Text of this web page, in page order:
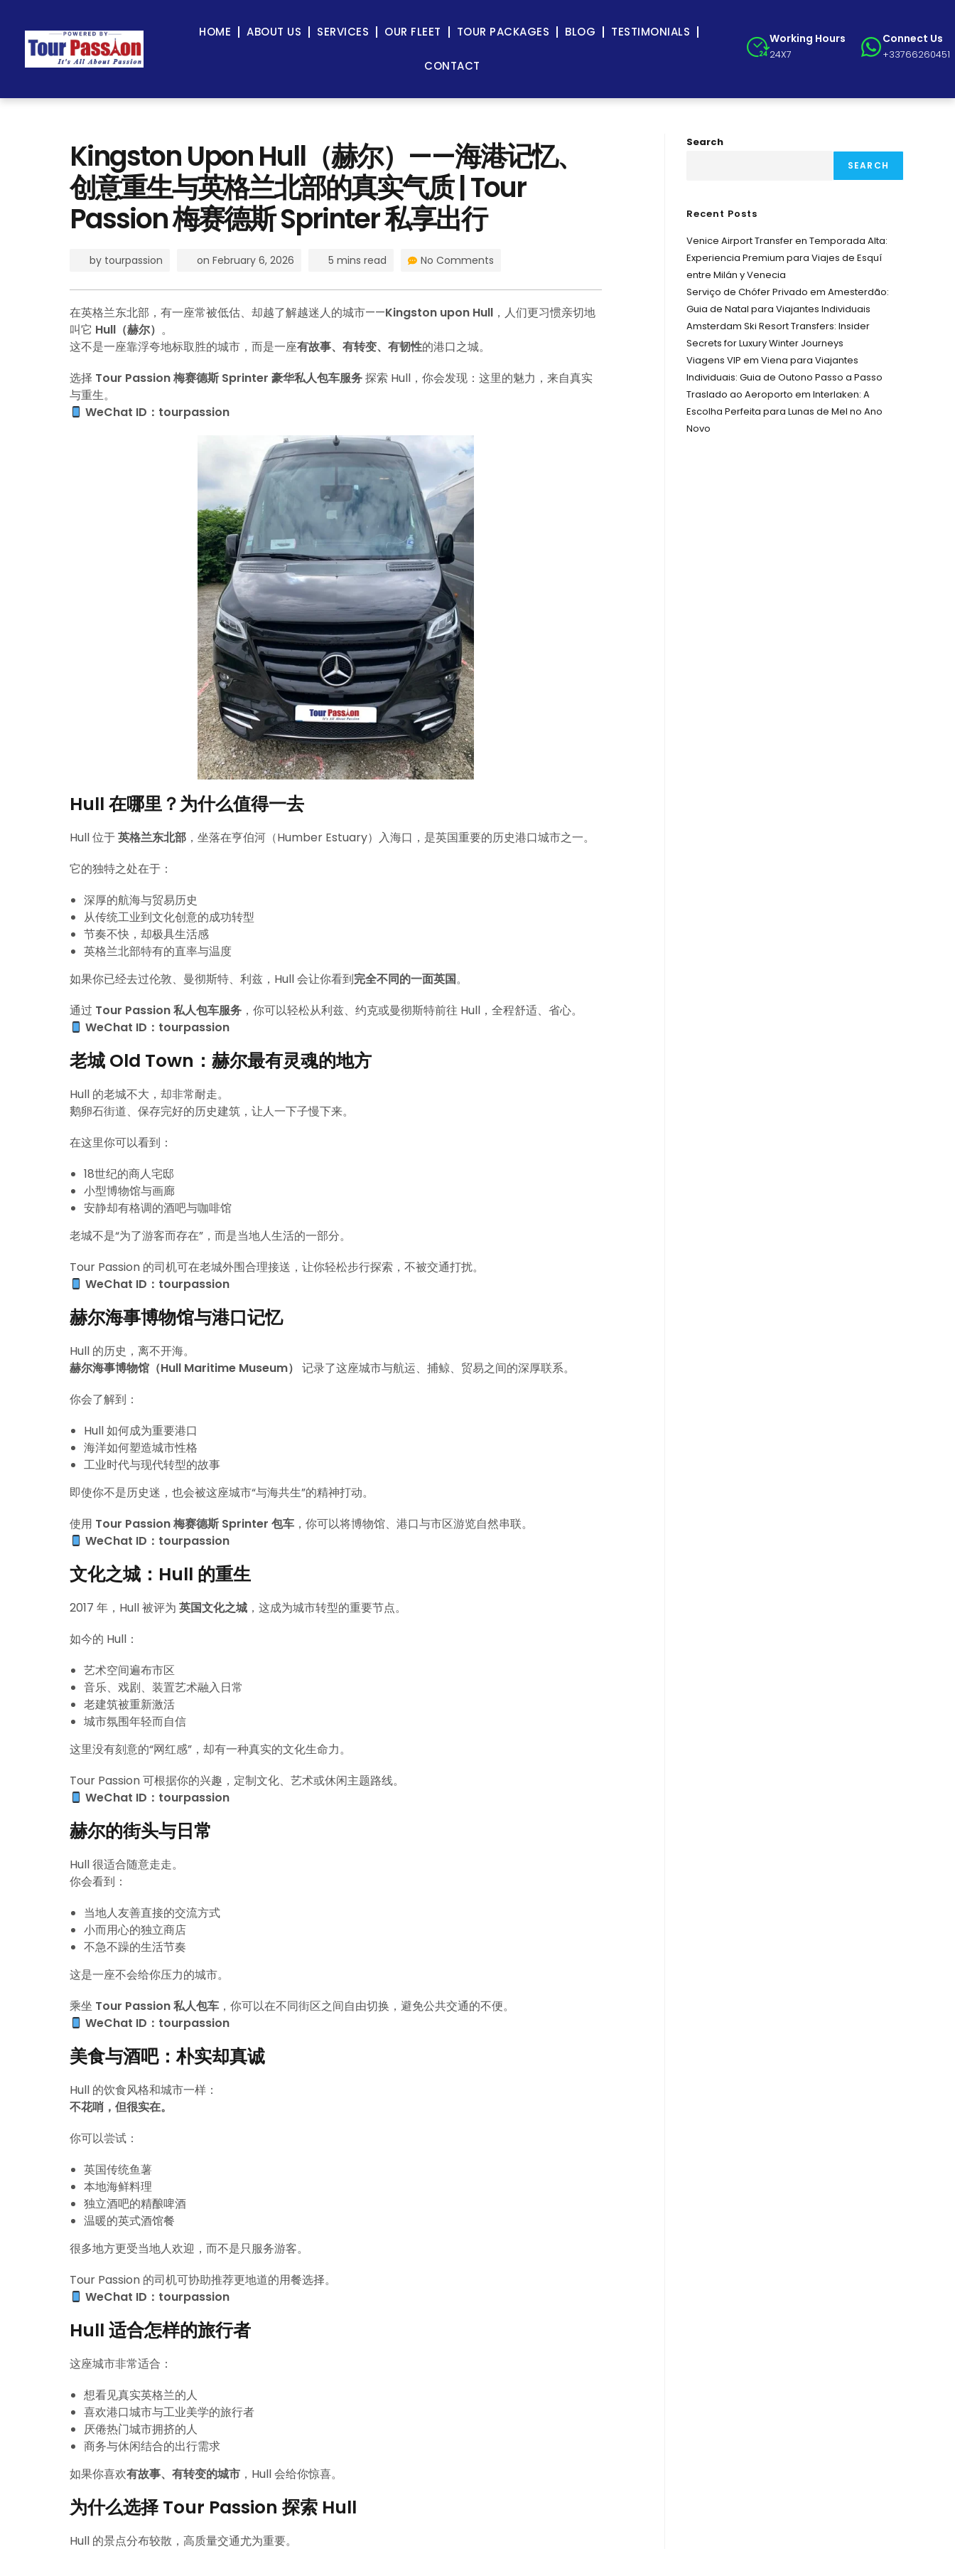
HOME ABOUT US SERVICES OUR FLEET TOUR PACKAGES BLOG TESTIMONIALS
CONTACT
Working Hours
24X7
Connect Us
+33766260451
Kingston Upon Hull（赫尔）——海港记忆、
创意重生与英格兰北部的真实气质 | Tour
Passion 梅赛德斯 Sprinter 私享出行
by tourpassion on February 6, 2026 5 mins read No Comments
在英格兰东北部，有一座常被低估、却越了解越迷人的城市——Kingston upon Hull ，人们更习惯亲切地
叫它 Hull（赫尔） 。
这不是一座靠浮夸地标取胜的城市，而是一座有故事、有转变、有韧性的港口之城。
选择 Tour Passion 梅赛德斯 Sprinter 豪华私人包车服务探索 Hull，你会发现：这里的魅力，来自真实
与重生。
WeChat ID：tourpassion
Hull 在哪里？为什么值得一去
Hull 位于英格兰东北部 ，坐落在亨伯河（Humber Estuary）入海口，是英国重要的历史港口城市之一。
它的独特之处在于：
深厚的航海与贸易历史
从传统工业到文化创意的成功转型
节奏不快，却极具生活感
英格兰北部特有的直率与温度
如果你已经去过伦敦、曼彻斯特、利兹，Hull 会让你看到完全不同的一面英国。
通过 Tour Passion 私人包车服务 ，你可以轻松从利兹、约克或曼彻斯特前往 Hull，全程舒适、省心。
WeChat ID：tourpassion
老城 Old Town：赫尔最有灵魂的地方
Hull 的老城不大，却非常耐走。
鹅卵石街道、保存完好的历史建筑，让人一下子慢下来。
在这里你可以看到：
18世纪的商人宅邸
小型博物馆与画廊
安静却有格调的酒吧与咖啡馆
老城不是“为了游客而存在”，而是当地人生活的一部分。
Tour Passion 的司机可在老城外围合理接送，让你轻松步行探索，不被交通打扰。
WeChat ID：tourpassion
赫尔海事博物馆与港口记忆
Hull 的历史，离不开海。
赫尔海事博物馆（Hull Maritime Museum） 记录了这座城市与航运、捕鲸、贸易之间的深厚联系。
你会了解到：
Hull 如何成为重要港口
海洋如何塑造城市性格
工业时代与现代转型的故事
即使你不是历史迷，也会被这座城市“与海共生”的精神打动。
使用 Tour Passion 梅赛德斯 Sprinter 包车 ，你可以将博物馆、港口与市区游览自然串联。
WeChat ID：tourpassion
文化之城：Hull 的重生
2017 年，Hull 被评为 英国文化之城 ，这成为城市转型的重要节点。
如今的 Hull：
艺术空间遍布市区
音乐、戏剧、装置艺术融入日常
老建筑被重新激活
城市氛围年轻而自信
这里没有刻意的“网红感”，却有一种真实的文化生命力。
Tour Passion 可根据你的兴趣，定制文化、艺术或休闲主题路线。
WeChat ID：tourpassion
赫尔的街头与日常
Hull 很适合随意走走。
你会看到：
当地人友善直接的交流方式
小而用心的独立商店
不急不躁的生活节奏
这是一座不会给你压力的城市。
乘坐 Tour Passion 私人包车 ，你可以在不同街区之间自由切换，避免公共交通的不便。
WeChat ID：tourpassion
美食与酒吧：朴实却真诚
Hull 的饮食风格和城市一样：
不花哨，但很实在。
你可以尝试：
英国传统鱼薯
本地海鲜料理
独立酒吧的精酿啤酒
温暖的英式酒馆餐
很多地方更受当地人欢迎，而不是只服务游客。
Tour Passion 的司机可协助推荐更地道的用餐选择。
WeChat ID：tourpassion
Hull 适合怎样的旅行者
这座城市非常适合：
想看见真实英格兰的人
喜欢港口城市与工业美学的旅行者
厌倦热门城市拥挤的人
商务与休闲结合的出行需求
如果你喜欢有故事、有转变的城市 ，Hull 会给你惊喜。
为什么选择 Tour Passion 探索 Hull
Hull 的景点分布较散，高质量交通尤为重要。
Search
SEARCH
Recent Posts
Venice Airport Transfer en Temporada Alta:
Experiencia Premium para Viajes de Esquí
entre Milán y Venecia
Serviço de Chófer Privado em Amesterdão:
Guia de Natal para Viajantes Individuais
Amsterdam Ski Resort Transfers: Insider
Secrets for Luxury Winter Journeys
Viagens VIP em Viena para Viajantes
Individuais: Guia de Outono Passo a Passo
Traslado ao Aeroporto em Interlaken: A
Escolha Perfeita para Lunas de Mel no Ano
Novo